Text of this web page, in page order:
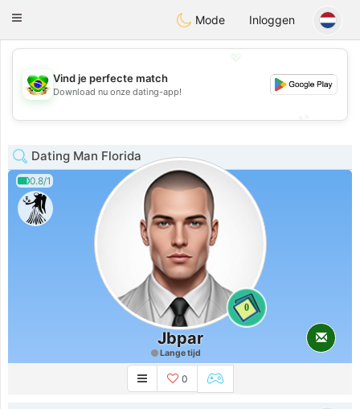
Conversar
Toggle
Mode Inloggen
💖
💕
Vind je perfecte match
Download nu onze dating-app!
Dating Man Florida
0.8/1
0
Jbpar
Lange tijd
0